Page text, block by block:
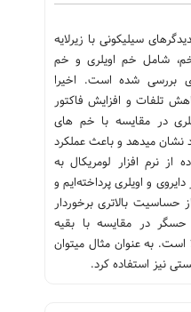
سیلیکونی با زیرلایه
شامل خم اویلری و خم
بررسی شده است. اخیرا
تلفات و افزایش فاکتور
در مقایسه با خم های
نشان میدهد و باعث عملکرد
از نرم افزار لومریکال به
و اویلری پرداخته‌ایم و
حساسیت بالاتری برخوردار
در مقایسه با بقیه
به عنوان مثال میتوان
نیز استفاده کرد.